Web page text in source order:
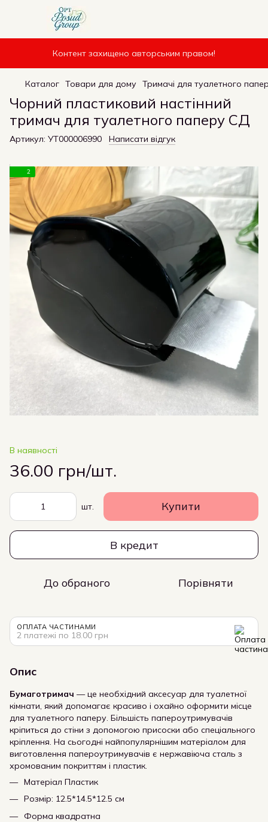
Контент захищено авторським правом!
Каталог Товари для дому Тримачі для туалетного
Чорний пластиковий настінний
тримач для туалетного паперу СД
Артикул: УТ000006990 Написати відгук
2
В наявності
36.00 грн/шт.
шт. Купити
В кредит
До обраного Порівняти
ОПЛАТА ЧАСТИНАМИ
2 платежі по 18.00 грн
Опис
Бумаготримач — це необхідний аксесуар для туалетної
кімнати, який допомагає красиво і охайно оформити місце
для туалетного паперу. Більшість папероутримувачів
кріпиться до стіни з допомогою присоски або спеціального
кріплення. На сьогодні найпопулярнішим матеріалом для
виготовлення папероутримувачів є нержавіюча сталь з
хромованим покриттям і пластик.
Матеріал Пластик
Розмір: 12.5*14.5*12.5 см
Форма квадратна